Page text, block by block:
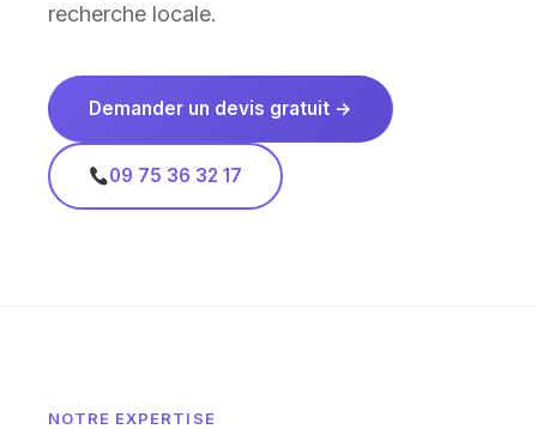
recherche locale.
Demander un devis gratuit →
09 75 36 32 17
NOTRE EXPERTISE